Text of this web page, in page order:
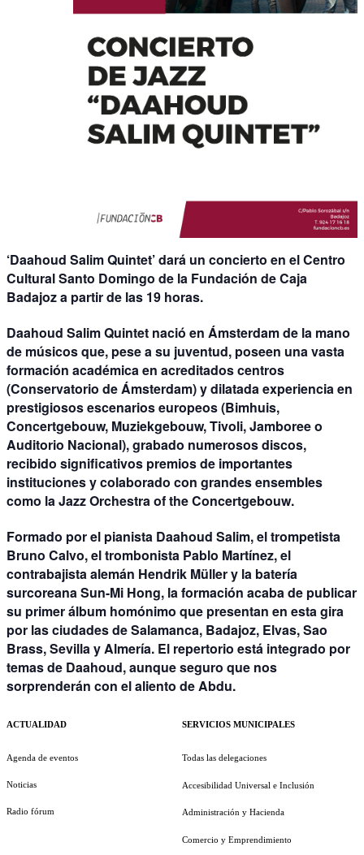
‘Daahoud Salim Quintet’ dará un concierto en el Centro
Cultural Santo Domingo de la Fundación de Caja
Badajoz a partir de las 19 horas.
Daahoud Salim Quintet nació en Ámsterdam de la mano
de músicos que, pese a su juventud, poseen una vasta
formación académica en acreditados centros
(Conservatorio de Ámsterdam) y dilatada experiencia en
prestigiosos escenarios europeos (Bimhuis,
Concertgebouw, Muziekgebouw, Tivoli, Jamboree o
Auditorio Nacional), grabado numerosos discos,
recibido significativos premios de importantes
instituciones y colaborado con grandes ensembles
como la Jazz Orchestra of the Concertgebouw.
Formado por el pianista Daahoud Salim, el trompetista
Bruno Calvo, el trombonista Pablo Martínez, el
contrabajista alemán Hendrik Müller y la batería
surcoreana Sun-Mi Hong, la formación acaba de publicar
su primer álbum homónimo que presentan en esta gira
por las ciudades de Salamanca, Badajoz, Elvas, Sao
Brass, Sevilla y Almería. El repertorio está integrado por
temas de Daahoud, aunque seguro que nos
sorprenderán con el aliento de Abdu.
ACTUALIDAD
Agenda de eventos
Noticias
Radio fórum
SERVICIOS MUNICIPALES
Todas las delegaciones
Accesibilidad Universal e Inclusión
Administración y Hacienda
Comercio y Emprendimiento